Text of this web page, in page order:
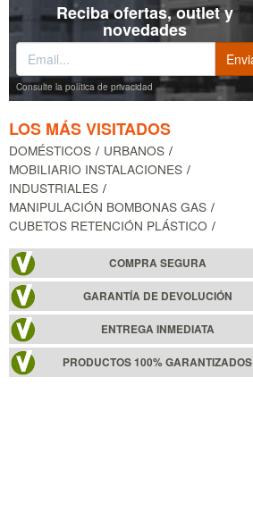
Reciba ofertas, outlet y
novedades
Consulte la política de privacidad
LOS MÁS VISITADOS
DOMÉSTICOS
URBANOS
MOBILIARIO INSTALACIONES
INDUSTRIALES
MANIPULACIÓN BOMBONAS GAS
CUBETOS RETENCIÓN PLÁSTICO
COMPRA SEGURA
GARANTÍA DE DEVOLUCIÓN
ENTREGA INMEDIATA
PRODUCTOS 100% GARANTIZADOS